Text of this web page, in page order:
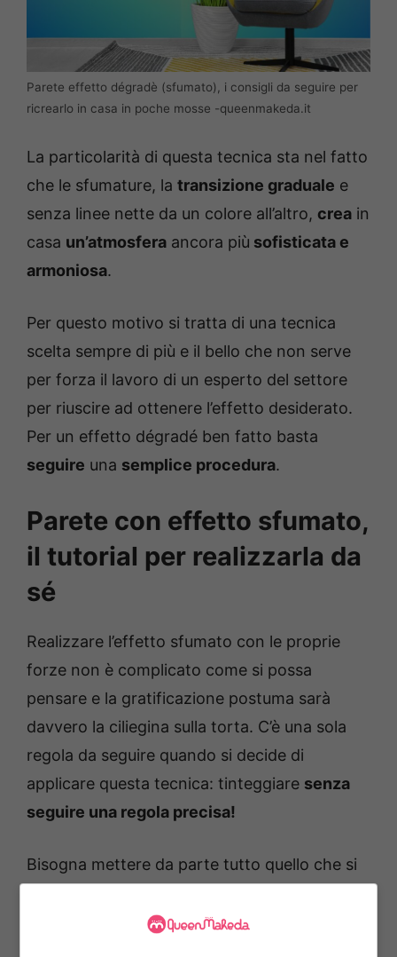
Parete effetto dégradè (sfumato), i consigli da seguire per
ricrearlo in casa in poche mosse -queenmakeda.it
La particolarità di questa tecnica sta nel fatto
che le sfumature, la transizione graduale e
senza linee nette da un colore all’altro, crea in
casa un’atmosfera ancora più sofisticata e
armoniosa.
Per questo motivo si tratta di una tecnica
scelta sempre di più e il bello che non serve
per forza il lavoro di un esperto del settore
per riuscire ad ottenere l’effetto desiderato.
Per un effetto dégradé ben fatto basta
seguire una semplice procedura.
Parete con effetto sfumato,
il tutorial per realizzarla da
sé
Realizzare l’effetto sfumato con le proprie
forze non è complicato come si possa
pensare e la gratificazione postuma sarà
davvero la ciliegina sulla torta. C’è una sola
regola da seguire quando si decide di
applicare questa tecnica: tinteggiare senza
seguire una regola precisa!
Bisogna mettere da parte tutto quello che si
, proprio come se si stesse realizzando